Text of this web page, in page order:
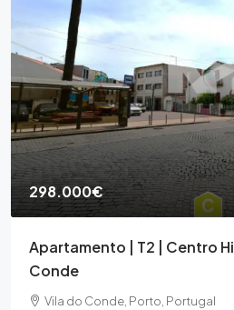
298.000€
Apartamento | T2 | Centro
Conde
Vila do Conde, Porto, Portugal